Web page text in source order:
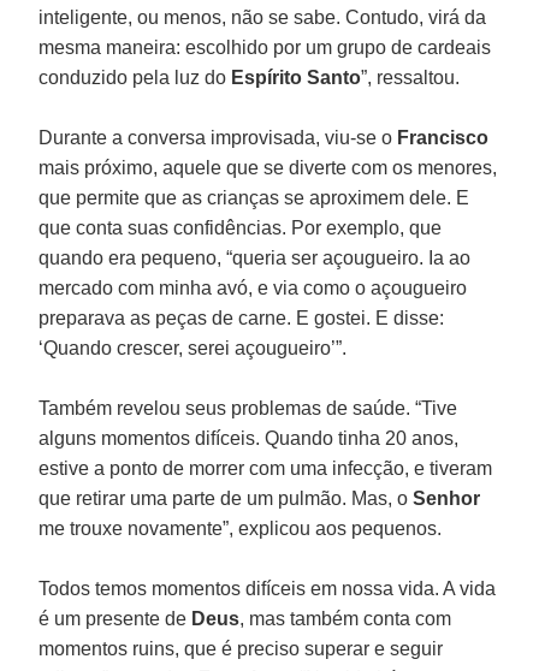
inteligente, ou menos, não se sabe. Contudo, virá da
mesma maneira: escolhido por um grupo de cardeais
conduzido pela luz do Espírito Santo”, ressaltou.
Durante a conversa improvisada, viu-se o Francisco
mais próximo, aquele que se diverte com os menores,
que permite que as crianças se aproximem dele. E
que conta suas confidências. Por exemplo, que
quando era pequeno, “queria ser açougueiro. Ia ao
mercado com minha avó, e via como o açougueiro
preparava as peças de carne. E gostei. E disse:
‘Quando crescer, serei açougueiro’”.
Também revelou seus problemas de saúde. “Tive
alguns momentos difíceis. Quando tinha 20 anos,
estive a ponto de morrer com uma infecção, e tiveram
que retirar uma parte de um pulmão. Mas, oSenhor
me trouxe novamente”, explicou aos pequenos.
Todos temos momentos difíceis em nossa vida. A vida
é um presente de Deus, mas também conta com
momentos ruins, que é preciso superar e seguir